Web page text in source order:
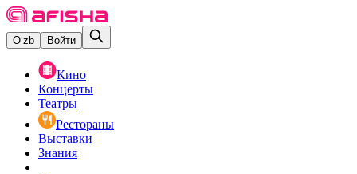
O‘zb Войти
Кино
Концерты
Театры
Рестораны
Выставки
Знания